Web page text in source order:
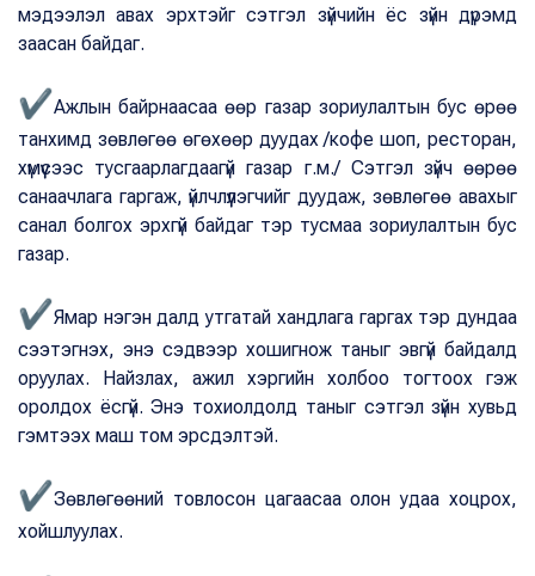
мэдээлэл авах эрхтэйг сэтгэл зүйчийн ёс зүйн дүрэмд
заасан байдаг.
✔Ажлын байрнаасаа өөр газар зориулалтын бус өрөө
танхимд зөвлөгөө өгөхөөр дуудах /кофе шоп, ресторан,
хүмүүсээс тусгаарлагдаагүй газар г.м./ Сэтгэл зүйч өөрөө
санаачлага гаргаж, үйлчлүүлэгчийг дуудаж, зөвлөгөө авахыг
санал болгох эрхгүй байдаг тэр тусмаа зориулалтын бус
газар.
✔Ямар нэгэн далд утгатай хандлага гаргах тэр дундаа
сээтэгнэх, энэ сэдвээр хошигнож таныг эвгүй байдалд
оруулах. Найзлах, ажил хэргийн холбоо тогтоох гэж
оролдох ёсгүй. Энэ тохиолдолд таныг сэтгэл зүйн хувьд
гэмтээх маш том эрсдэлтэй.
✔Зөвлөгөөний товлосон цагаасаа олон удаа хоцрох,
хойшлуулах.